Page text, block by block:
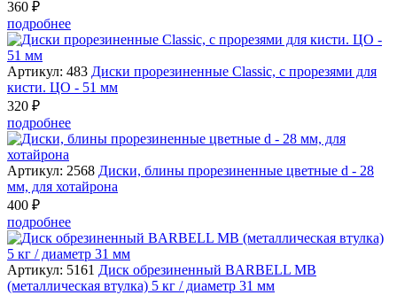
360 ₽
подробнее
Артикул: 483 Диски прорезиненные Classic, с прорезями для
кисти. ЦО - 51 мм
320 ₽
подробнее
Артикул: 2568 Диски, блины прорезиненные цветные d - 28
мм, для хотайрона
400 ₽
подробнее
Артикул: 5161 Диск обрезиненный BARBELL MB
(металлическая втулка) 5 кг / диаметр 31 мм